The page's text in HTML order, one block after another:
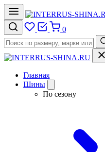
0
Главная
Шины
По сезону